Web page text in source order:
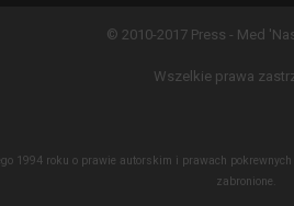
© 2010-2017 Press - Med
Wszelkie prawa
1994 roku o prawie autorskim i prawach
zabronione.